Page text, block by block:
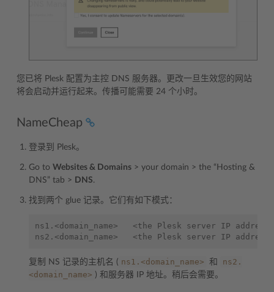
您已将 Plesk 配置为主控 DNS 服务器。更改一旦生效您的网站
将会启动并运行起来。传播可能需要 24 个小时。
NameCheap
登录到 Plesk。
Go to Websites & Domains > your domain > the “Hosting &
DNS” tab > DNS.
找到两个 glue 记录。它们有如下模式：
ns1.<domain_name>   <the Plesk server IP address>
复制 NS 记录的主机名 ( ns1.<domain_name> 和
ns2.
<domain_name> ) 和服务器 IP 地址。稍后会需要。